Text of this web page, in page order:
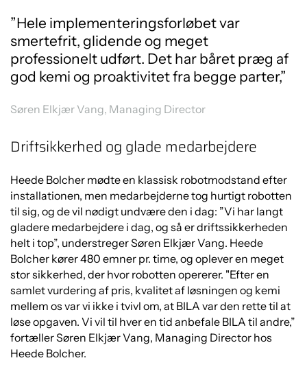
”Hele implementeringsforløbet var
smertefrit, glidende og meget
professionelt udført. Det har båret præg af
god kemi og proaktivitet fra begge parter,”
Søren Elkjær Vang, Managing Director
Driftsikkerhed og glade medarbejdere
Heede Bolcher mødte en klassisk robotmodstand efter
installationen, men medarbejderne tog hurtigt robotten
til sig, og de vil nødigt undvære den i dag: ”Vi har langt
gladere medarbejdere i dag, og så er driftssikkerheden
helt i top”, understreger Søren Elkjær Vang. Heede
Bolcher kører 480 emner pr. time, og oplever en meget
stor sikkerhed, der hvor robotten opererer. "Efter en
samlet vurdering af pris, kvalitet af løsningen og kemi
mellem os var vi ikke i tvivl om, at BILA var den rette til at
løse opgaven. Vi vil til hver en tid anbefale BILA til andre,”
fortæller Søren Elkjær Vang, Managing Director hos
Heede Bolcher.